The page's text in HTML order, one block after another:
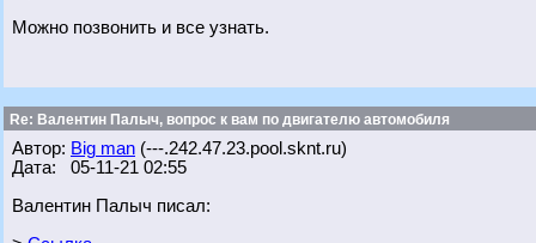
Можно позвонить и все узнать.
Re: Валентин Палыч, вопрос к вам по двигателю автомобиля
Автор: Big man (---.242.47.23.pool.sknt.ru)
Дата: 05-11-21 02:55
Валентин Палыч писал: